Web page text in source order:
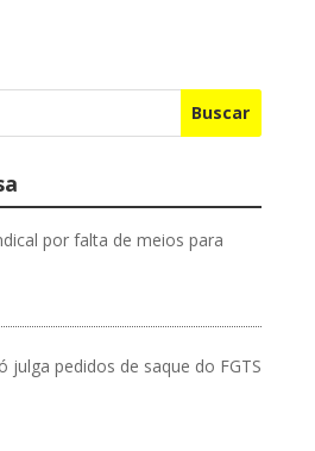
Buscar
por falta de meios para
julga pedidos de saque do FGTS